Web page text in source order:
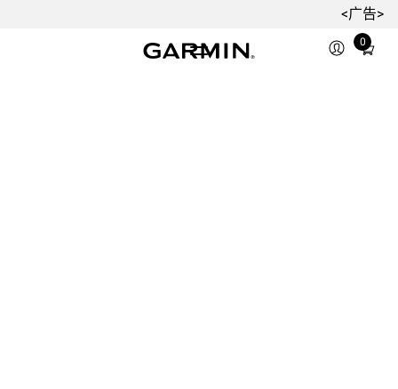
<广告>
0
Total